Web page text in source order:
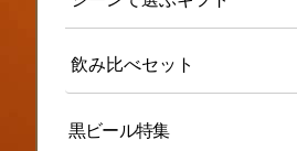
飲み比べセット
黒ビール特集